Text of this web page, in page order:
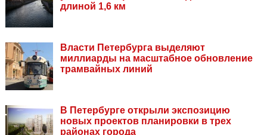
длиной 1,6 км
Власти Петербурга выделяют
миллиарды на масштабное обновление
трамвайных линий
В Петербурге открыли экспозицию
новых проектов планировки в трех
районах города